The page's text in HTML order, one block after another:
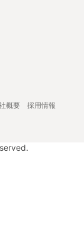
概要
採用情報